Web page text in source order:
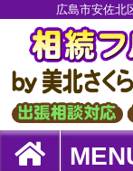
広島市安佐北